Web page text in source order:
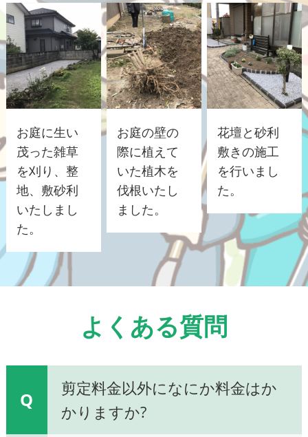
お庭に生い
茂った雑草
を刈り、整
地、敷砂利
いたしまし
た。
お庭の壁の
際に植えて
いた植木を
伐根いたし
ました。
花壇と砂利
敷きの施工
を行いまし
た。
よくある質問
Q
剪定料金以外になにか料金はか
かりますか?